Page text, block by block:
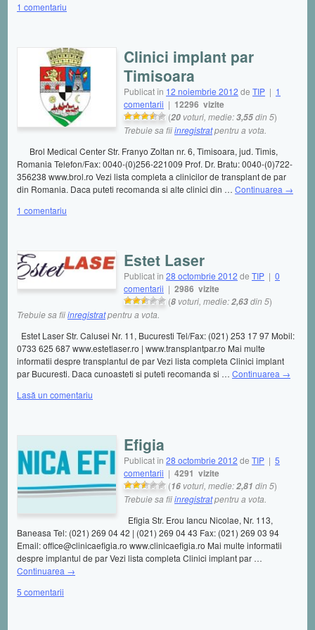
1 comentariu
Clinici implant par
Timisoara
Publicat în 12 noiembrie 2012 de TIP | 1
comentarii | 12296 vizite
(20 voturi, medie:3,55din 5)
Trebuie sa fiiinregistratpentru a vota.
Brol Medical Center Str. Franyo Zoltan nr. 6, Timisoara, jud. Timis,
Romania Telefon/Fax: 0040-(0)256-221009 Prof. Dr. Bratu: 0040-(0)722-
356238 www.brol.ro Vezi lista completa a clinicilor de transplant de par
din Romania. Daca puteti recomanda si alte clinici din … Continuarea →
1 comentariu
Estet Laser
Publicat în 28 octombrie 2012 de TIP | 0
comentarii | 2986 vizite
(8 voturi, medie:2,63din 5)
Trebuie sa fiiinregistratpentru a vota.
Estet Laser Str. Calusei Nr. 11, Bucuresti Tel/Fax: (021) 253 17 97 Mobil:
0733 625 687 www.estetlaser.ro | www.transplantpar.ro Mai multe
informatii despre transplantul de par Vezi lista completa Clinici implant
par Bucuresti. Daca cunoasteti si puteti recomanda si … Continuarea →
Lasă un comentariu
Efigia
Publicat în 28 octombrie 2012 de TIP | 5
comentarii | 4291 vizite
(16 voturi, medie:2,81 din 5)
Trebuie sa fiiinregistratpentru a vota.
Efigia Str. Erou Iancu Nicolae, Nr. 113,
Baneasa Tel: (021) 269 04 42 | (021) 269 04 43 Fax: (021) 269 03 94
Email: office@clinicaefigia.ro www.clinicaefigia.ro Mai multe informatii
despre implantul de par Vezi lista completa Clinici implant par …
Continuarea →
5 comentarii